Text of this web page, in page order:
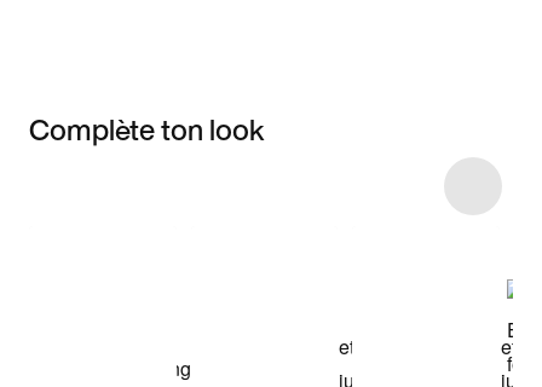
Complète ton look